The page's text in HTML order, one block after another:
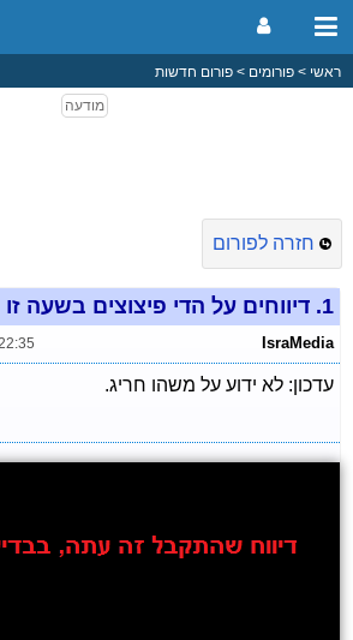
ראשי פורומים פורום חדשות
חזרה לפורום
1. דיווחים על הדי פיצוצים בשעה
IsraMedia
עדכון: לא ידוע על משהו חריג.